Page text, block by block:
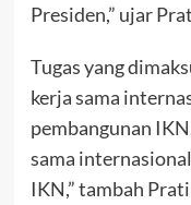
Presiden,” ujar
Tugas yang
kerja sama
pembangunan
sama
IKN,” tambah